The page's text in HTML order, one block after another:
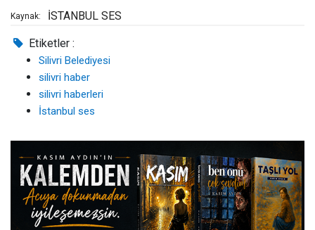
Kaynak: İSTANBUL SES
Etiketler :
Silivri Belediyesi
silivri haber
silivri haberleri
İstanbul ses